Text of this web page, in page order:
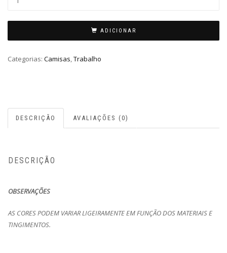
ADICIONAR
Categorias: Camisas Trabalho
DESCRIÇÃO AVALIAÇÕES (0)
DESCRIÇÃO
OBSERVAÇÕES
AS CORES PODEM VARIAR LIGEIRAMENTE EM FUNÇÃO DOS MATERIAIS E
TINGIMENTOS.